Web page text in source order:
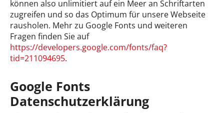
können also unlimitiert auf ein Meer an Schriftarten
zugreifen und so das Optimum für unsere Webseite
rausholen. Mehr zu Google Fonts und weiteren
Fragen finden Sie auf
https://developers.google.com/fonts/faq?
tid=211094695.
Google Fonts
Datenschutzerklärung